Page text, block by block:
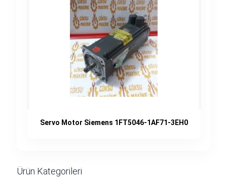
Servo Motor Siemens 1FT5046-1AF71-3EH0
Ürün Kategorileri